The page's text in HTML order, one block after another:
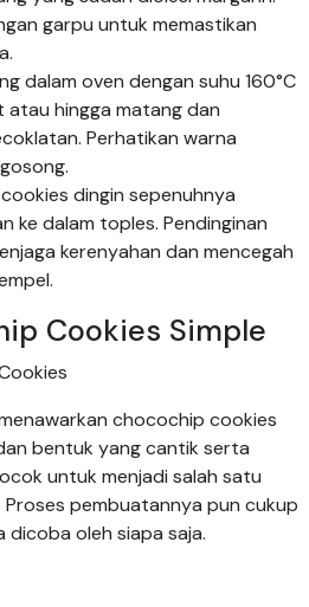
garpu untuk memastikan
dalam oven dengan suhu 160°C
atau hingga matang dan
Perhatikan warna
dingin sepenuhnya
ke dalam toples. Pendinginan
kerenyahan dan mencegah
Cookies Simple
chocochip cookies
bentuk yang cantik serta
untuk menjadi salah satu
Proses pembuatannya pun cukup
dicoba oleh siapa saja.